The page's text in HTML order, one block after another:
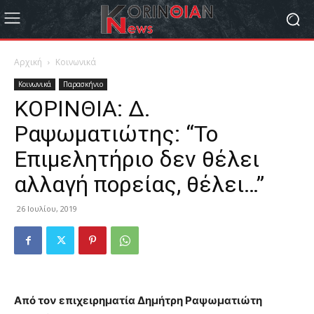
Αρχική Κοινωνικά
Κοινωνικά Παρασκήνιο
ΚΟΡΙΝΘΙΑ: Δ.
Ραψωματιώτης: “Το
Επιμελητήριο δεν θέλει
αλλαγή πορείας, θέλει…”
26 Ιουλίου, 2019
Από τον επιχειρηματία Δημήτρη Ραψωματιώτη